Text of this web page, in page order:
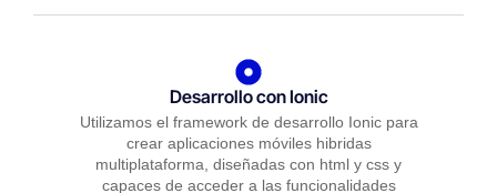
Desarrollo con Ionic
Utilizamos el framework de desarrollo Ionic para
crear aplicaciones móviles hibridas
multiplataforma, diseñadas con html y css y
capaces de acceder a las funcionalidades